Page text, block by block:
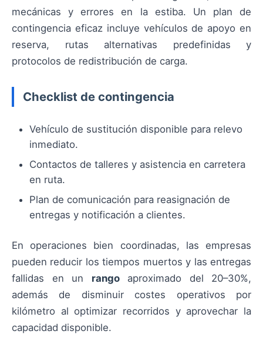
mecánicas y errores en la estiba. Un plan de
contingencia eficaz incluye vehículos de apoyo en
reserva, rutas alternativas predefinidas y
protocolos de redistribución de carga.
Checklist de contingencia
Vehículo de sustitución disponible para relevo
inmediato.
Contactos de talleres y asistencia en carretera
en ruta.
Plan de comunicación para reasignación de
entregas y notificación a clientes.
En operaciones bien coordinadas, las empresas
pueden reducir los tiempos muertos y las entregas
fallidas en un rangoaproximado del 20–30%,
además de disminuir costes operativos por
kilómetro al optimizar recorridos y aprovechar la
capacidad disponible.